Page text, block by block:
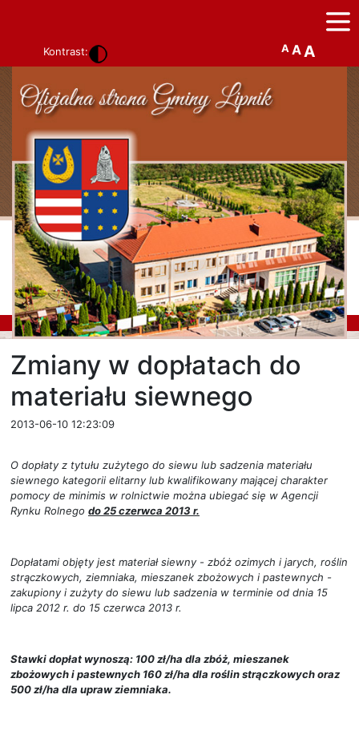
Kontrast: A AA
Zmiany w dopłatach do
materiału siewnego
2013-06-10 12:23:09
O dopłaty z tytułu zużytego do siewu lub sadzenia materiału
siewnego kategorii elitarny lub kwalifikowany mającej charakter
pomocy de minimis w rolnictwie można ubiegać się w Agencji
Rynku Rolnego do 25 czerwca 2013 r.
Dopłatami objęty jest materiał siewny - zbóż ozimych i jarych, roślin
strączkowych, ziemniaka, mieszanek zbożowych i pastewnych -
zakupiony i zużyty do siewu lub sadzenia w terminie od dnia 15
lipca 2012 r. do 15 czerwca 2013 r.
Stawki dopłat wynoszą: 100 zł/ha dla zbóż, mieszanek
zbożowych i pastewnych 160 zł/ha dla roślin strączkowych oraz
500 zł/ha dla upraw ziemniaka.